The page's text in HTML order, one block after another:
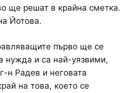
ще решат в крайна сметка.
Йотова.
първо ще се
нужда и са най-уязвими,
н Радев и неговата
на това, което се